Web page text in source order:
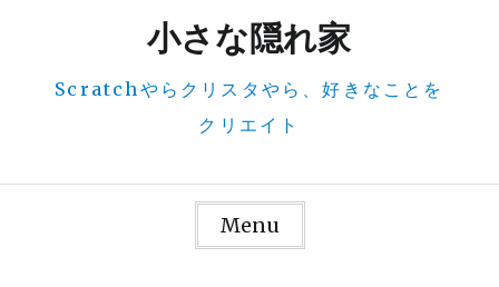
小さな隠れ家
Scratchやらクリスタやら、好きなことを
クリエイト
Menu